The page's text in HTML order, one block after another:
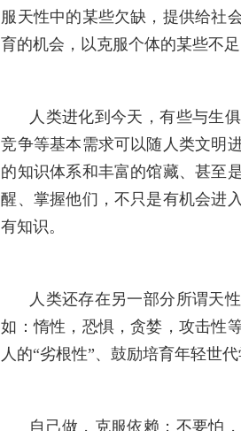
服天性中的某些欠缺，提供给社
育的机会，以克服个体的某些不
人类进化到今天，有些与生
竞争等基本需求可以随人类文明
的知识体系和丰富的馆藏、甚至
醒、掌握他们，不只是有机会进
有知识。
人类还存在另一部分所谓天
如：惰性，恐惧，贪婪，攻击性
人的“劣根性”、鼓励培育年轻世
自己做，克服依赖；不要怕